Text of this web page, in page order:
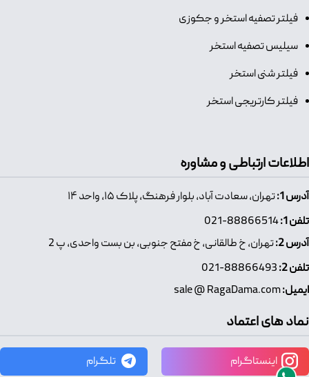
فیلتر تصفیه استخر و جکوزی
سیلیس تصفیه استخر
فیلتر شنی استخر
فیلتر کارتریجی استخر
اطلاعات ارتباطی و مشاوره
آدرس 1:
تهران، سعادت آباد، بلوار فرهنگ، پلاک ۱۵، واحد ۱۴
تلفن 1:
88866514-021
آدرس 2:
تهران، خ طالقانی، خ مفتح جنوبی، بن بست واحدی، پ 2
تلفن 2:
88866493-021
ایمیل:
نماد های اعتماد
اینستاگرام تلگرام